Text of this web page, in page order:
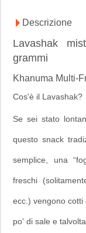
Descrizione
Lavashak
grammi
Khanuma Multi-
Cos'è il Lavashak?
Se sei stato
questo snack
semplice, una
freschi
ecc.) vengono
po' di sale e